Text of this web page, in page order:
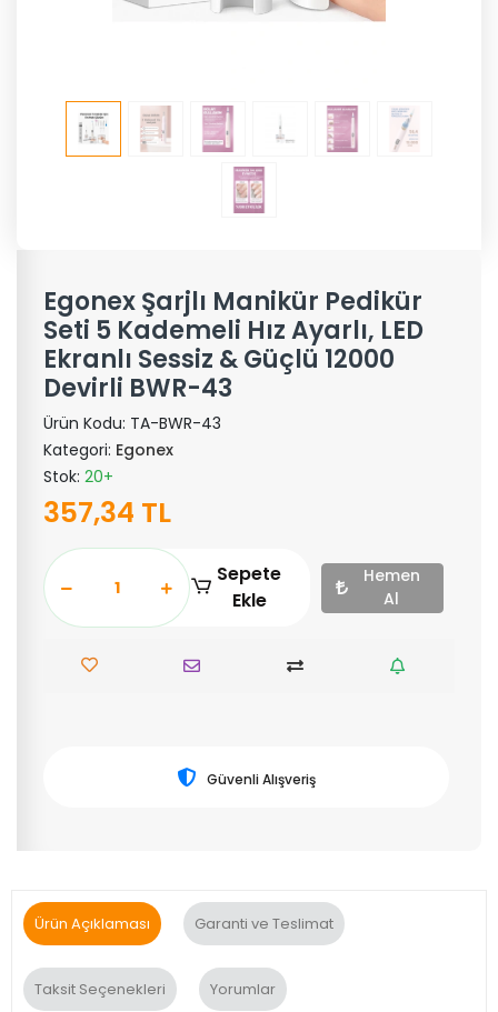
Egonex Şarjlı Manikür Pedikür
Seti 5 Kademeli Hız Ayarlı, LED
Ekranlı Sessiz & Güçlü 12000
Devirli BWR-43
Ürün Kodu: TA-BWR-43
Kategori: Egonex
Stok: 20+
357,34 TL
Sepete
Ekle
Hemen
Al
Güvenli Alışveriş
Ürün Açıklaması Garanti ve Teslimat
Taksit Seçenekleri Yorumlar